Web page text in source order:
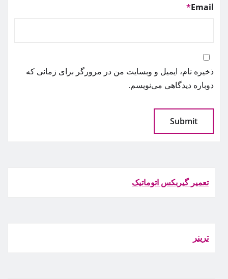
Email
*
ذخیره نام، ایمیل و وبسایت من در مرورگر برای زمانی که
دوباره دیدگاهی می‌نویسم.
تعمیر گیربکس اتوماتیک
ترينر